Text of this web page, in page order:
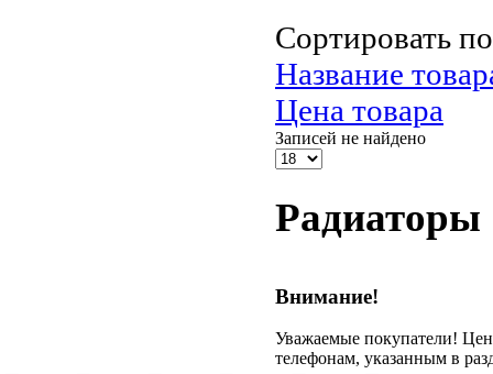
Сортировать по
Название
Цена товара
Записей не найдено
Радиаторы
Внимание!
Уважаемые покупатели!
телефонам, указанным в